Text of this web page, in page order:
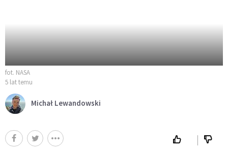
fot. NASA
5 lat temu
Michał Lewandowski